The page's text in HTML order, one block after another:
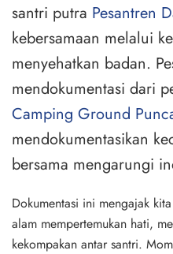
santri putra Pesantren
kebersamaan melalui
menyehatkan badan.
mendokumentasi dari
Camping Ground
mendokumentasikan
bersama mengarungi
Dokumentasi ini mengajak
alam mempertemukan hati,
kekompakan antar santri.